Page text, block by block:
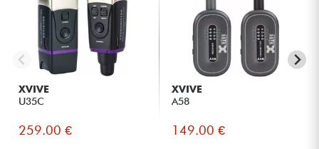
XVIVE
U35C
259.00 €
XVIVE
A58
149.00 €